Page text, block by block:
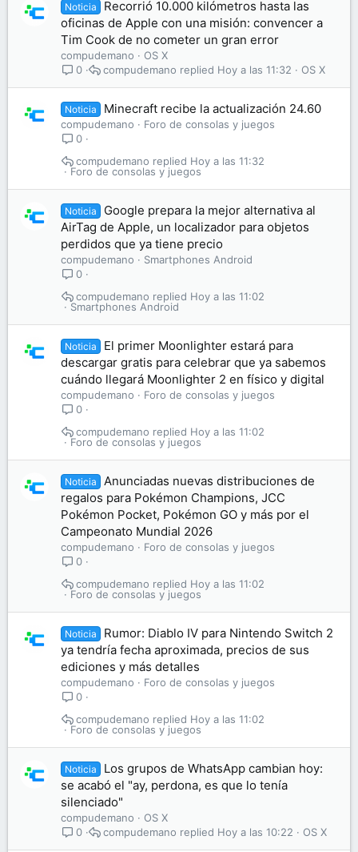
Noticia
Recorrió 10.000 kilómetros hasta las
oficinas de Apple con una misión: convencer a
Tim Cook de no cometer un gran error
compudemano
OS X
0
OS X
Hoy a las 11:32
compudemano
Noticia Minecraft recibe la actualización 24.60
compudemano
Foro de consolas y juegos
0
Foro de consolas y juegos
Hoy a las 11:32
compudemano
Noticia
Google prepara la mejor alternativa al
AirTag de Apple, un localizador para objetos
perdidos que ya tiene precio
compudemano
Smartphones Android
0
Smartphones Android
Hoy a las 11:02
compudemano
Noticia
El primer Moonlighter estará para
descargar gratis para celebrar que ya sabemos
cuándo llegará Moonlighter 2 en físico y digital
compudemano
Foro de consolas y juegos
0
Foro de consolas y juegos
Hoy a las 11:02
compudemano
Noticia
Anunciadas nuevas distribuciones de
regalos para Pokémon Champions, JCC
Pokémon Pocket, Pokémon GO y más por el
Campeonato Mundial 2026
compudemano
Foro de consolas y juegos
0
Foro de consolas y juegos
Hoy a las 11:02
compudemano
Noticia
Rumor: Diablo IV para Nintendo Switch 2
ya tendría fecha aproximada, precios de sus
ediciones y más detalles
compudemano
Foro de consolas y juegos
0
Foro de consolas y juegos
Hoy a las 11:02
compudemano
Noticia
Los grupos de WhatsApp cambian hoy:
se acabó el "ay, perdona, es que lo tenía
silenciado"
compudemano
OS X
0
OS X
Hoy a las 10:22
compudemano